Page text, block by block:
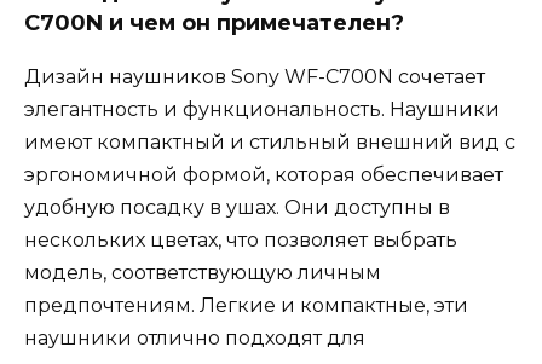
C700N и чем он примечателен?
Дизайн наушников Sony WF-C700N сочетает
элегантность и функциональность. Наушники
имеют компактный и стильный внешний вид с
эргономичной формой, которая обеспечивает
удобную посадку в ушах. Они доступны в
нескольких цветах, что позволяет выбрать
модель, соответствующую личным
предпочтениям. Легкие и компактные, эти
наушники отлично подходят для